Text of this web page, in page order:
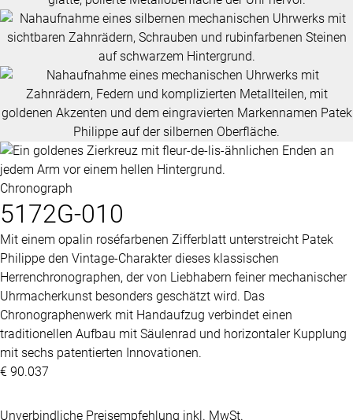
Chronograph
5172G-010
Mit einem opalin roséfarbenen Zifferblatt unterstreicht Patek
Philippe den Vintage-Charakter dieses klassischen
Herrenchronographen, der von Liebhabern feiner mechanischer
Uhrmacherkunst besonders geschätzt wird. Das
Chronographenwerk mit Handaufzug verbindet einen
traditionellen Aufbau mit Säulenrad und horizontaler Kupplung
mit sechs patentierten Innovationen.
€ 90.037
Unverbindliche Preisempfehlung inkl. MwSt.